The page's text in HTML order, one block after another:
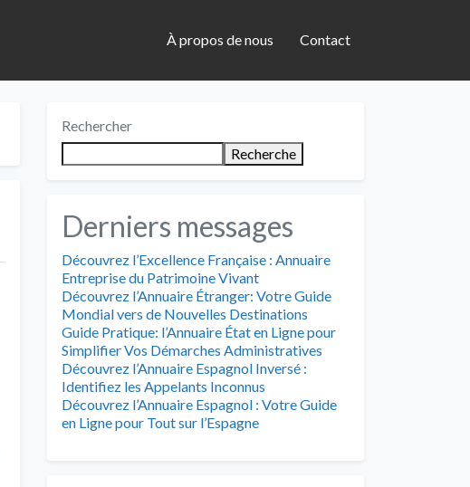
À propos de nous Contact
Rechercher
Recherche
Derniers messages
Découvrez l’Excellence Française : Annuaire
Entreprise du Patrimoine Vivant
Découvrez l’Annuaire Étranger: Votre Guide
Mondial vers de Nouvelles Destinations
Guide Pratique: l’Annuaire État en Ligne pour
Simplifier Vos Démarches Administratives
Découvrez l’Annuaire Espagnol Inversé :
Identifiez les Appelants Inconnus
Découvrez l’Annuaire Espagnol : Votre Guide
en Ligne pour Tout sur l’Espagne